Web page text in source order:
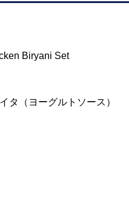
Biryani Set
タ（ヨーグルトソース）